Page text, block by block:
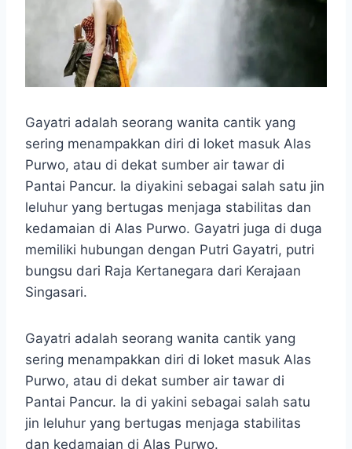
Gayatri adalah seorang wanita cantik yang
sering menampakkan diri di loket masuk Alas
Purwo, atau di dekat sumber air tawar di
Pantai Pancur. Ia diyakini sebagai salah satu jin
leluhur yang bertugas menjaga stabilitas dan
kedamaian di Alas Purwo. Gayatri juga di duga
memiliki hubungan dengan Putri Gayatri, putri
bungsu dari Raja Kertanegara dari Kerajaan
Singasari.
Gayatri adalah seorang wanita cantik yang
sering menampakkan diri di loket masuk Alas
Purwo, atau di dekat sumber air tawar di
Pantai Pancur. Ia di yakini sebagai salah satu
jin leluhur yang bertugas menjaga stabilitas
dan kedamaian di Alas Purwo.